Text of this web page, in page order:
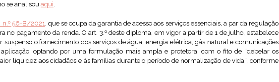
se analisou aqui.
n.º 56-B/2021, que se ocupa da garantia de acesso aos serviços essenciais, a par da regulação
no pagamento da renda. O art. 3.º deste diploma, em vigor a partir de 1 de julho, estabelece
suspenso o fornecimento dos serviços de água, energia elétrica, gás natural e comunicações
optando por uma formulação mais ampla e protetora, com o fito de “debelar os
liquidez aos cidadãos e às famílias durante o período de normalização de vida”, conforme